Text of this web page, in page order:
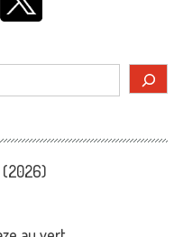
(2026)